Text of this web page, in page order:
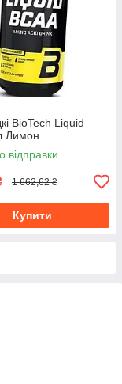
BioTech Liquid
Лимон
відправки
1 662,62 ₴
Купити